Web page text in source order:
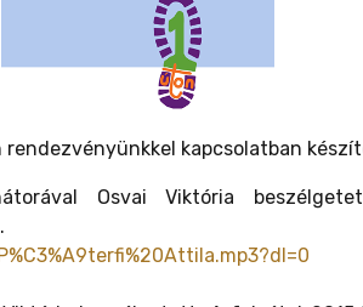
kapcsolatban
Osvai Viktória